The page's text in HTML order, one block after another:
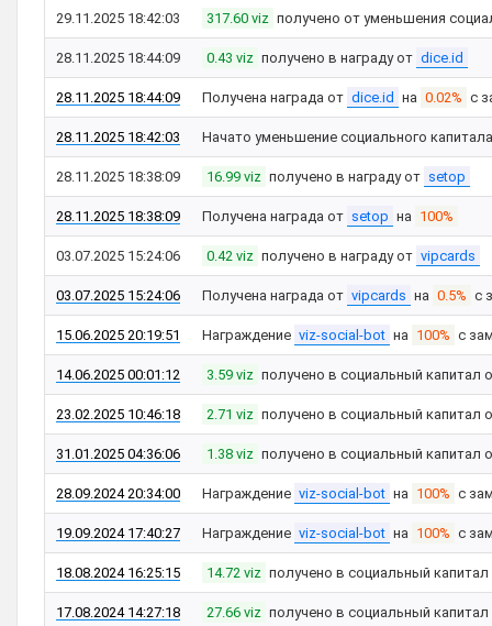
29.11.2025 18:42:03 317.60 viz получено от уменьшения
28.11.2025 18:44:09 0.43 viz получено в награду от dice.id
28.11.2025 18:44:09 Получена награда от dice.id на 0.02% с
28.11.2025 18:42:03 Начато уменьшение социального
28.11.2025 18:38:09 16.99 viz получено в награду от setop
28.11.2025 18:38:09 Получена награда от setop на 100%
03.07.2025 15:24:06 0.42 viz получено в награду от vipcards
03.07.2025 15:24:06 Получена награда от vipcards на 0.5% с
15.06.2025 20:19:51 Награждение viz-social-bot на 100% с
14.06.2025 00:01:12 3.59 viz получено в социальный капитал
23.02.2025 10:46:18 2.71 viz получено в социальный капитал
31.01.2025 04:36:06 1.38 viz получено в социальный капитал
28.09.2024 20:34:00 Награждение viz-social-bot на 100% с
19.09.2024 17:40:27 Награждение viz-social-bot на 100% с
18.08.2024 16:25:15 14.72 viz получено в социальный
17.08.2024 14:27:18 27.66 viz получено в социальный